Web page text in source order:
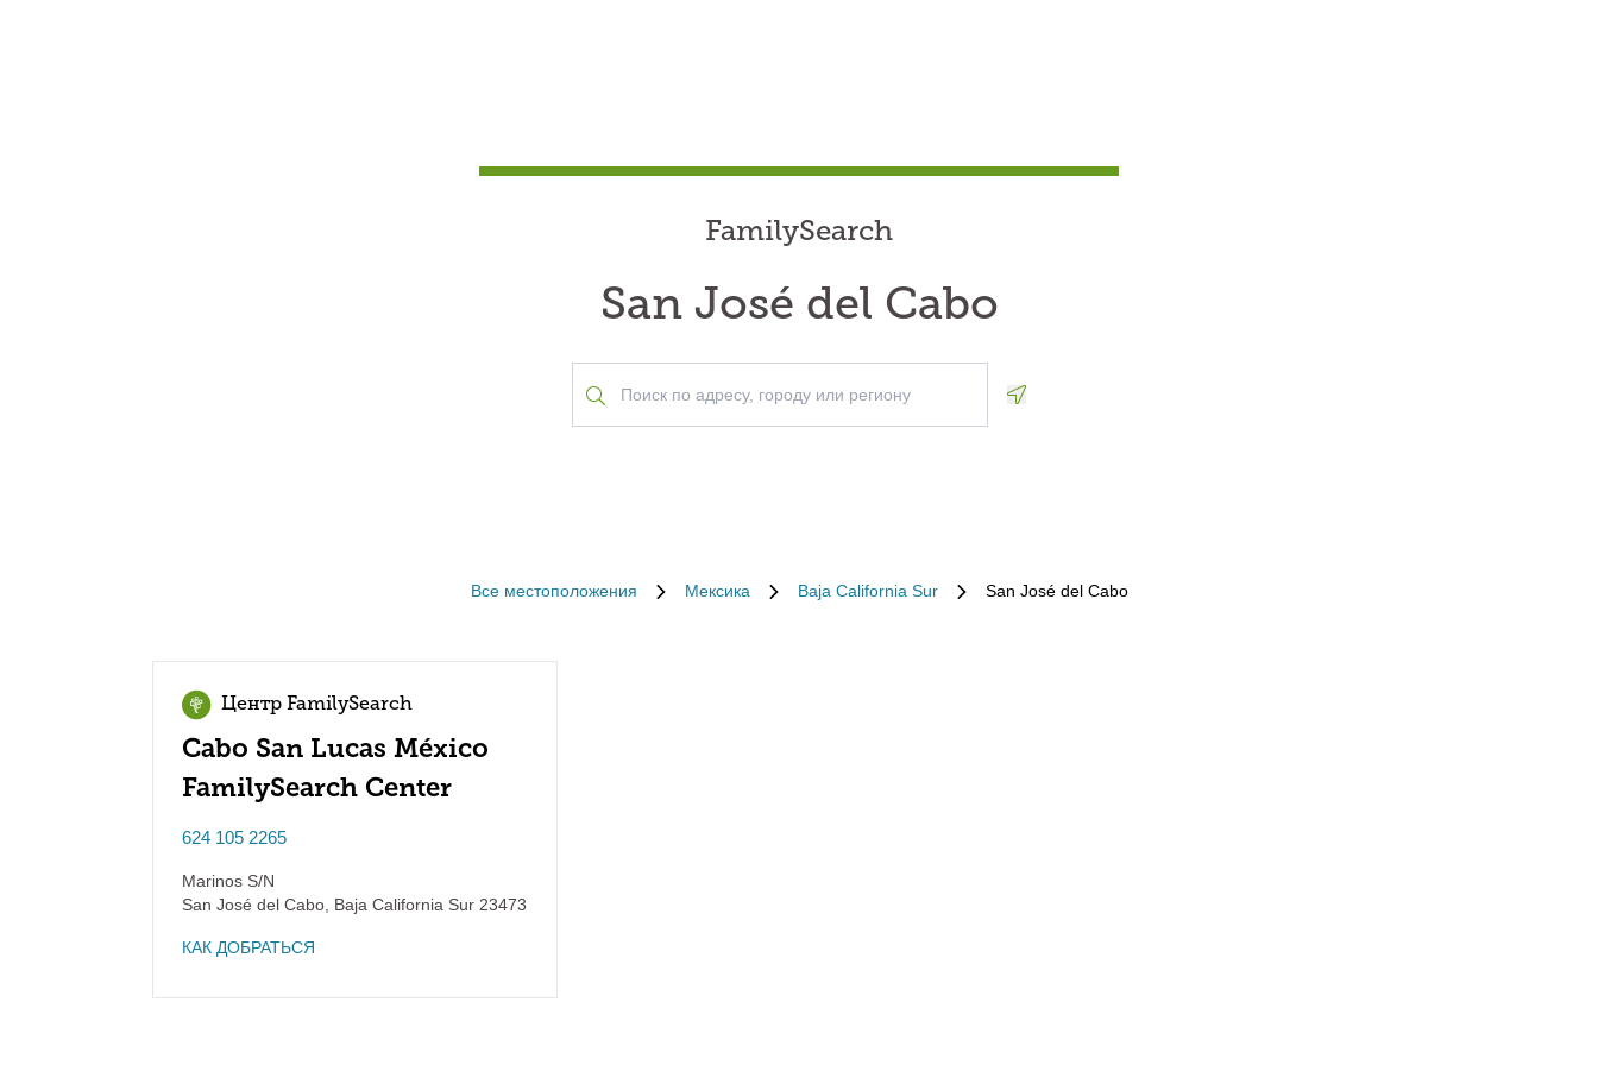
FamilySearch
San José del Cabo
Все местоположения Мексика Baja California Sur San José del Cabo
Центр FamilySearch
Cabo San Lucas México
FamilySearch Center
624 105 2265
Marinos S/N
San José del Cabo Baja California Sur 23473
КАК ДОБРАТЬСЯ